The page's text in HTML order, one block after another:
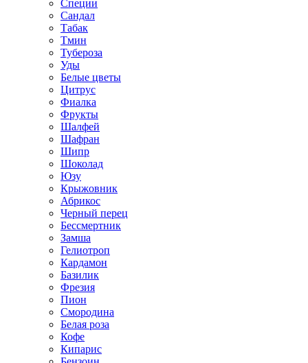
Специи
Сандал
Табак
Тмин
Тубероза
Уды
Белые цветы
Цитрус
Фиалка
Фрукты
Шалфей
Шафран
Шипр
Шоколад
Юзу
Крыжовник
Абрикос
Черный перец
Бессмертник
Замша
Гелиотроп
Кардамон
Базилик
Фрезия
Пион
Смородина
Белая роза
Кофе
Кипарис